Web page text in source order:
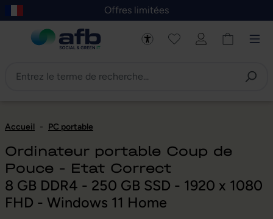
au contenu principal
Skip to B2B platform navigation
Offres limitées
Accueil - PC portable
Ordinateur portable Coup de
Pouce - Etat Correct
8 GB DDR4 - 250 GB SSD - 1920 x 1080
FHD - Windows 11 Home